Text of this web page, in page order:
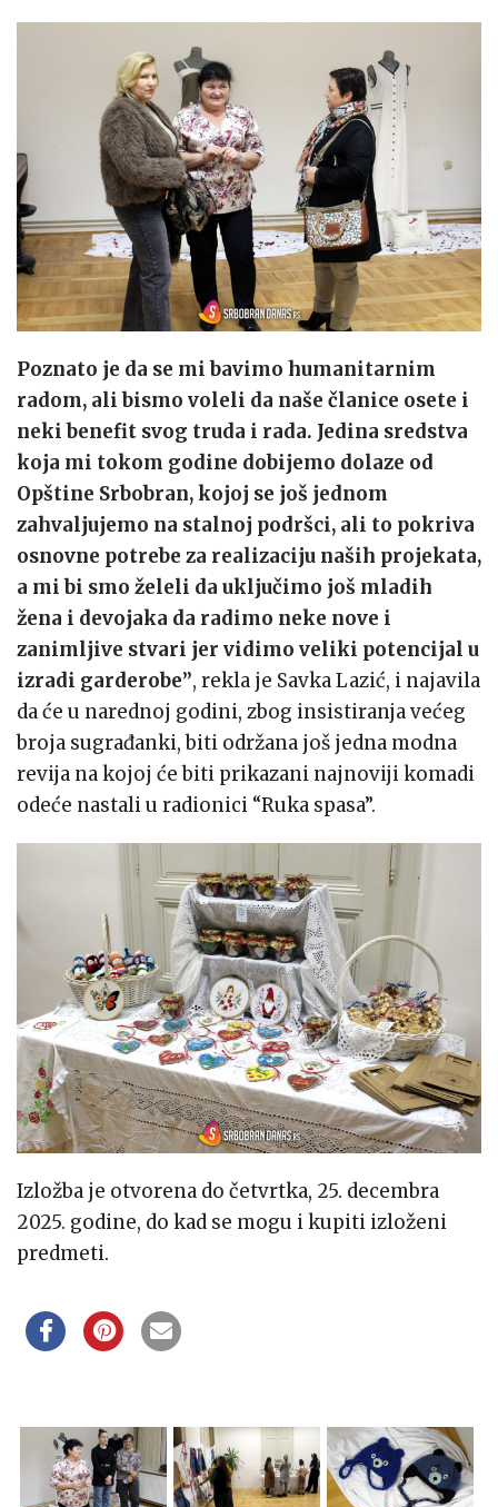
Poznato je da se mi bavimo humanitarnim
radom, ali bismo voleli da naše članice osete i
neki benefit svog truda i rada. Jedina sredstva
koja mi tokom godine dobijemo dolaze od
Opštine Srbobran, kojoj se još jednom
zahvaljujemo na stalnoj podršci, ali to pokriva
osnovne potrebe za realizaciju naših projekata,
a mi bi smo želeli da uključimo još mladih
žena i devojaka da radimo neke nove i
zanimljive stvari jer vidimo veliki potencijal u
izradi garderobe”, rekla je Savka Lazić, i najavila
da će u narednoj godini, zbog insistiranja većeg
broja sugrađanki, biti održana još jedna modna
revija na kojoj će biti prikazani najnoviji komadi
odeće nastali u radionici “Ruka spasa”.
Izložba je otvorena do četvrtka, 25. decembra
2025. godine, do kad se mogu i kupiti izloženi
predmeti.